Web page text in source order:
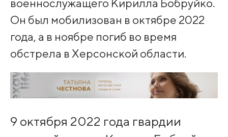
Он был мобилизован в октябре 2022
года, а в ноябре погиб во время
обстрела в Херсонской области.
9 октября 2022 года гвардии